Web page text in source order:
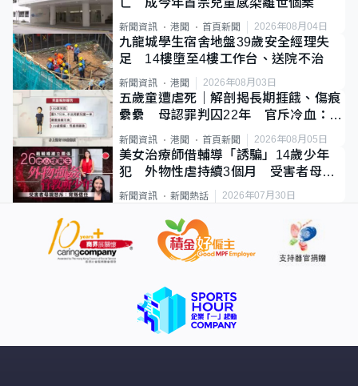
亡 成今年首宗兒童感染離世個案
新聞資訊 港聞 首頁新聞 2026年08月04日
九龍城學生宿舍地盤39歲安全經理失
足 14樓墮至4樓工作台、送院不治
新聞資訊 港聞 2026年08月03日
五歲童遭虐死｜解剖揭長期捱餓、傷痕
纍纍 母認罪判囚22年 官斥冷血：同
類案最惡劣
新聞資訊 港聞 首頁新聞 2026年08月05日
美女治療師借輔導「誘騙」14歲少年
犯 外物性虐持續3個月 受害者母：
要保護其他人
新聞資訊 新聞熱話 2026年07月30日